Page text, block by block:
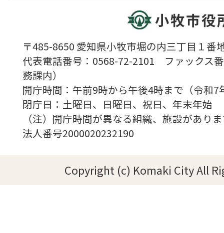
小牧市役
〒485-8650 愛知県小牧市堀の内三丁目１番
代表電話番号：0568-72-2101 ファックス
務課内）
開庁時間：午前9時から午後4時まで（令
閉庁日：土曜日、日曜日、祝日、年末年始
（注）開庁時間が異なる組織、施設があり
法人番号2000020232190
Copyright (c) Komaki City All